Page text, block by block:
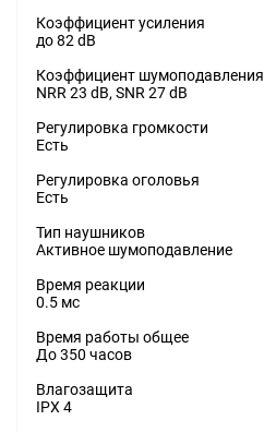
Коэффициент усиления
до 82 dB
Коэффициент шумоподавления
NRR 23 dB, SNR 27 dB
Регулировка громкости
Есть
Регулировка оголовья
Есть
Тип наушников
Активное шумоподавление
Время реакции
0.5 мс
Время работы общее
До 350 часов
Влагозащита
IPX 4